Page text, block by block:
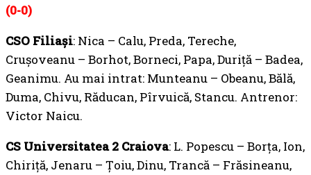
(0-0)
CSO Filiaşi: Nica – Calu, Preda, Tereche,
Cruşoveanu – Borhot, Borneci, Papa, Duriță – Badea,
Geanimu. Au mai intrat: Munteanu – Obeanu, Bălă,
Duma, Chivu, Răducan, Pîrvuică, Stancu. Antrenor:
Victor Naicu.
CS Universitatea 2 Craiova: L. Popescu – Borța, Ion,
Chiriță, Jenaru – Țoiu, Dinu, Trancă – Frăsineanu,